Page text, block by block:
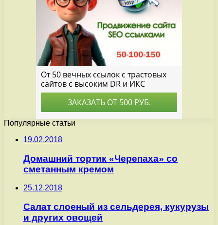
Популярные статьи
19.02.2018
Домашний тортик «Черепаха» со
сметанным кремом
25.12.2018
Салат слоеный из сельдерея, кукурузы
и других овощей